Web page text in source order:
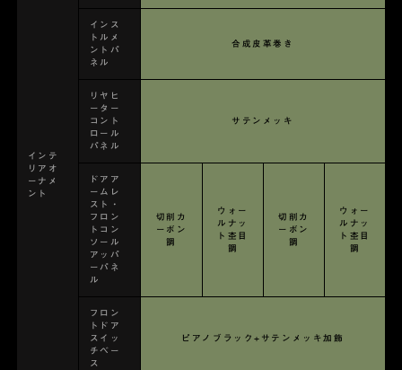
インテ
リアオ
ーナメ
ント
インス
トルメ
ントパ
ネル
合成皮革巻き
リヤヒ
ーター
コント
ロール
パネル
サテンメッキ
ドアア
ームレ
スト・
フロン
トコン
ソール
アッパ
ーパネ
ル
切削カ
ーボン
調
ウォー
ルナッ
ト杢目
調
切削カ
ーボン
調
ウォー
ルナッ
ト杢目
調
フロン
トドア
スイッ
チベー
ス
ピアノブラック+サテンメッキ加飾